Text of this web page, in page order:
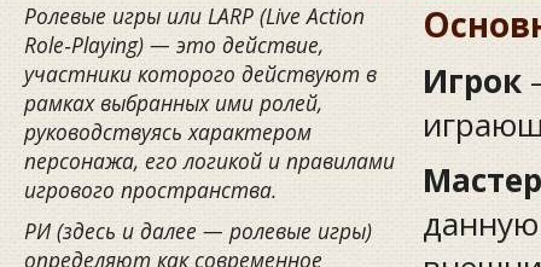
Ролевые игры или LARP (Live Action
Role‑Playing) — это действие,
участники которого действуют в
рамках выбранных ими ролей,
руководствуясь характером
персонажа, его логикой и правилами
игрового пространства.
РИ (здесь и далее — ролевые игры)
определяют как современное
Игрок